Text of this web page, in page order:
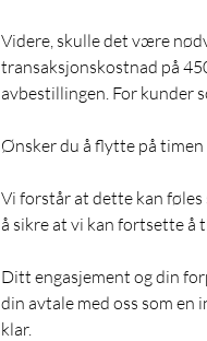
Videre, skulle det være
transaksjonskostnad på
avbestillingen. For kunder
Ønsker du å flytte på
Vi forstår at dette kan
å sikre at vi kan fortsette å
Ditt engasjement og din
din avtale med oss som en
klar.